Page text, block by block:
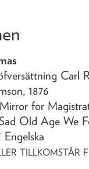
Carl
1876
Mirror for
Old Age We
Engelska
TILLKOMSTÅR